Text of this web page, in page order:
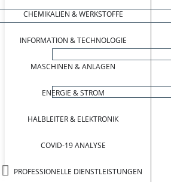
CHEMIKALIEN & WERKSTOFFE
INFORMATION & TECHNOLOGIE
MASCHINEN & ANLAGEN
ENERGIE & STROM
HALBLEITER & ELEKTRONIK
COVID-19 ANALYSE
PROFESSIONELLE DIENSTLEISTUNGEN